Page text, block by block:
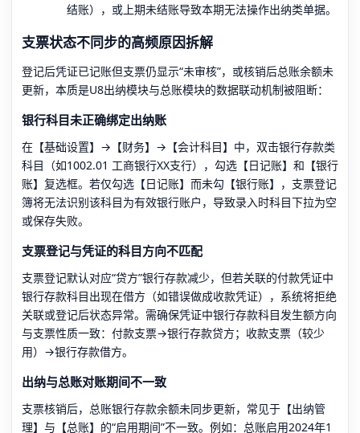
结账），或上期未结账导致本期无法操作出纳类单据。
支票状态不同步的高频原因拆解
登记后凭证已记账但支票仍显示“未审核”，或核销后总账余额未
更新，本质是U8出纳模块与总账模块的数据联动机制被阻断：
银行科目未正确绑定出纳账
在【基础设置】→【财务】→【会计科目】中，双击银行存款类
科目（如1002.01 工商银行XX支行），勾选【日记账】和【银行
账】复选框。若仅勾选【日记账】而未勾【银行账】，支票登记
簿将无法识别该科目为有效银行账户，导致录入时科目下拉为空
或保存失败。
支票登记与凭证的科目方向不匹配
支票登记默认对应“贷方”银行存款减少，但若关联的付款凭证中
银行存款科目出现在借方（如错误做成收款凭证），系统将拒绝
关联或登记后状态异常。需确保凭证中银行存款科目发生额方向
与支票性质一致：付款支票→银行存款贷方；收款支票（较少
用）→银行存款借方。
出纳与总账对账期间不一致
支票核销后，总账银行存款余额未同步更新，常见于【出纳管
理】与【总账】的“启用期间”不一致。例如：总账启用2024年1